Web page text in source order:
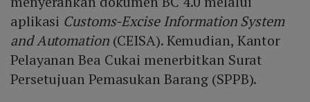
aplikasi Customs-Excise Information System
and Automation(CEISA). Kemudian, Kantor
Pelayanan Bea Cukai menerbitkan Surat
Persetujuan Pemasukan Barang (SPPB).